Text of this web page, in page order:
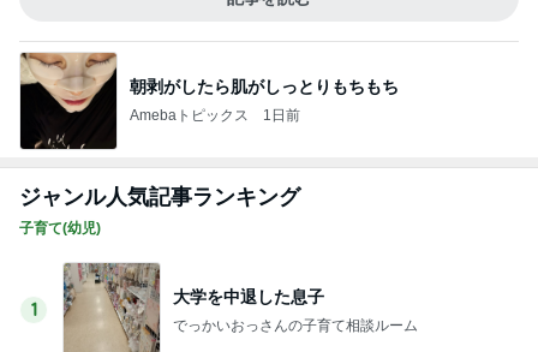
朝剥がしたら肌がしっとりもちもち
Amebaトピックス 1日前
ジャンル人気記事ランキング
子育て(幼児)
1
大学を中退した息子
でっかいおっさんの子育て相談ルーム